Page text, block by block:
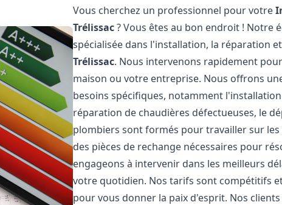
Vous cherchez un professionnel pour votre
Trélissac? Vous êtes au bon endroit ! Notre
spécialisée dans l'installation, la réparation
Trélissac. Nous intervenons rapidement
maison ou votre entreprise. Nous offrons
besoins spécifiques, notamment
réparation de chaudières défectueuses, le
plombiers sont formés pour travailler sur
des pièces de rechange nécessaires pour
engageons à intervenir dans les meilleurs
votre quotidien. Nos tarifs sont compétitifs
pour vous donner la paix d'esprit. Nos